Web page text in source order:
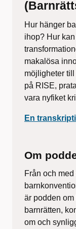
Hur hänger
ihop? Hur
makalösa
möjligheter
på RISE,
vara nyfiket
En
Om
Från och
är podden
barnrätten,
om och